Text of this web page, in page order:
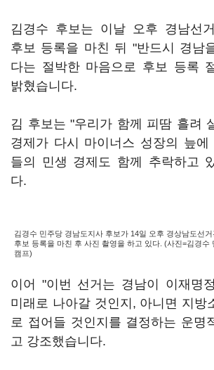
김경수 후보는 이날 오후 경남선거
후보 등록을 마친 뒤 "반드시 경남
다는 절박한 마음으로 후보 등록
밝혔습니다.
김 후보는 "우리가 함께 피땀 흘려
경제가 다시 마이너스 성장의 늪에
들의 민생 경제도 함께 추락하고
다.
김경수 민주당 경남도지사 후보가 14일 오후 경상남도선
후보 등록을 마친 후 사진 촬영을 하고 있다. (사진=김경수
캠프)
이어 "이번 선거는 경남이 이재명
미래로 나아갈 것인지, 아니면 지방
로 접어들 것인지를 결정하는 운명
고 강조했습니다.